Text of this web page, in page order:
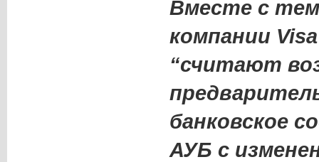
Вместе с
компании
“считают
банковское
АУБ с